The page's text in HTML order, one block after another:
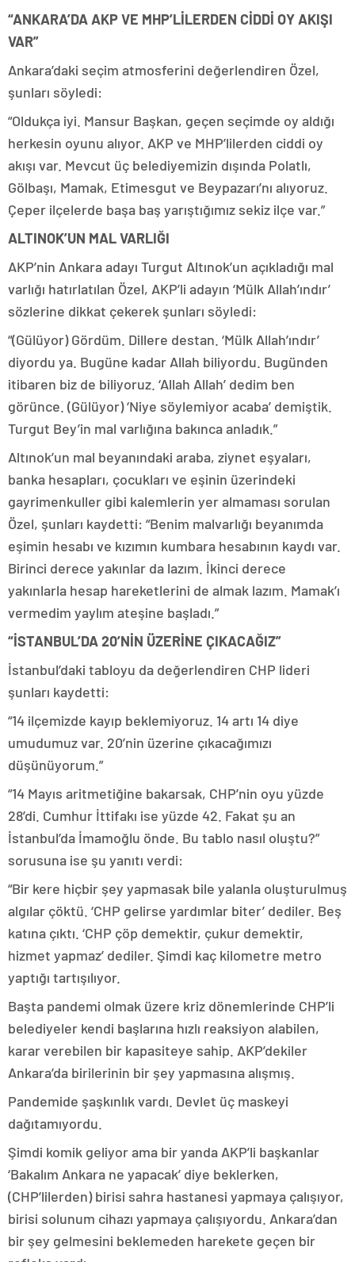
“ANKARA’DA AKP VE MHP’LİLERDEN CİDDİ OY AKIŞI
VAR”
Ankara’daki seçim atmosferini değerlendiren Özel,
şunları söyledi:
“Oldukça iyi. Mansur Başkan, geçen seçimde oy aldığı
herkesin oyunu alıyor. AKP ve MHP’lilerden ciddi oy
akışı var. Mevcut üç belediyemizin dışında Polatlı,
Gölbaşı, Mamak, Etimesgut ve Beypazarı’nı alıyoruz.
Çeper ilçelerde başa baş yarıştığımız sekiz ilçe var.”
ALTINOK’UN MAL VARLIĞI
AKP’nin Ankara adayı Turgut Altınok’un açıkladığı mal
varlığı hatırlatılan Özel, AKP’li adayın ‘Mülk Allah’ındır’
sözlerine dikkat çekerek şunları söyledi:
“(Gülüyor) Gördüm. Dillere destan. ‘Mülk Allah’ındır’
diyordu ya. Bugüne kadar Allah biliyordu. Bugünden
itibaren biz de biliyoruz. ‘Allah Allah’ dedim ben
görünce. (Gülüyor) ‘Niye söylemiyor acaba’ demiştik.
Turgut Bey’in mal varlığına bakınca anladık.”
Altınok’un mal beyanındaki araba, ziynet eşyaları,
banka hesapları, çocukları ve eşinin üzerindeki
gayrimenkuller gibi kalemlerin yer almaması sorulan
Özel, şunları kaydetti: “Benim malvarlığı beyanımda
eşimin hesabı ve kızımın kumbara hesabının kaydı var.
Birinci derece yakınlar da lazım. İkinci derece
yakınlarla hesap hareketlerini de almak lazım. Mamak’ı
vermedim yaylım ateşine başladı.”
“İSTANBUL’DA 20’NİN ÜZERİNE ÇIKACAĞIZ”
İstanbul’daki tabloyu da değerlendiren CHP lideri
şunları kaydetti:
“14 ilçemizde kayıp beklemiyoruz. 14 artı 14 diye
umudumuz var. 20’nin üzerine çıkacağımızı
düşünüyorum.”
“14 Mayıs aritmetiğine bakarsak, CHP’nin oyu yüzde
28’di. Cumhur İttifakı ise yüzde 42. Fakat şu an
İstanbul’da İmamoğlu önde. Bu tablo nasıl oluştu?”
sorusuna ise şu yanıtı verdi:
“Bir kere hiçbir şey yapmasak bile yalanla oluşturulmuş
algılar çöktü. ‘CHP gelirse yardımlar biter’ dediler. Beş
katına çıktı. ‘CHP çöp demektir, çukur demektir,
hizmet yapmaz’ dediler. Şimdi kaç kilometre metro
yaptığı tartışılıyor.
Başta pandemi olmak üzere kriz dönemlerinde CHP’li
belediyeler kendi başlarına hızlı reaksiyon alabilen,
karar verebilen bir kapasiteye sahip. AKP’dekiler
Ankara’da birilerinin bir şey yapmasına alışmış.
Pandemide şaşkınlık vardı. Devlet üç maskeyi
dağıtamıyordu.
Şimdi komik geliyor ama bir yanda AKP’li başkanlar
‘Bakalım Ankara ne yapacak’ diye beklerken,
(CHP’lilerden) birisi sahra hastanesi yapmaya çalışıyor,
birisi solunum cihazı yapmaya çalışıyordu. Ankara’dan
bir şey gelmesini beklemeden harekete geçen bir